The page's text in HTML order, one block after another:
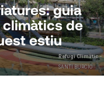
Refugi Climàtic -
SANTI BURCIO
guia
de
estiu